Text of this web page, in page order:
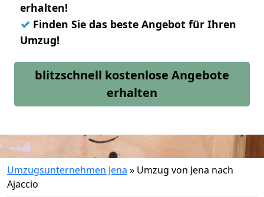
erhalten!
✓ Finden Sie das beste Angebot für Ihren
Umzug!
blitzschnell kostenlose Angebote
erhalten
Umzugsunternehmen Jena » Umzug von Jena nach
Ajaccio